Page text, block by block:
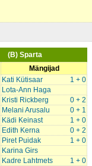
(B) Sparta
Mängijad
1 + 0
Kati Kütisaar
Lota-Ann Haga
0 + 2
Kristi Rickberg
0 + 1
Melani Arusalu
1 + 0
Kädi Keinast
0 + 2
Edith Kerna
1 + 0
Piret Puidak
Karina Girs
1 + 0
Kadre Lahtmets